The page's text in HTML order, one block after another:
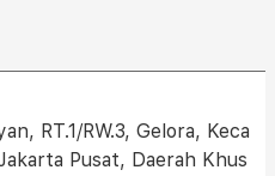
RT.1/RW.3, Gelora, Keca
Pusat, Daerah Khus